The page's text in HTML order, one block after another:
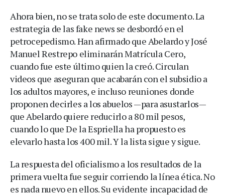
Ahora bien, no se trata solo de este documento. La
estrategia de las fake news se desbordó en el
petrocepedismo. Han afirmado que Abelardo y José
Manuel Restrepo eliminarán Matrícula Cero,
cuando fue este último quien la creó. Circulan
videos que aseguran que acabarán con el subsidio a
los adultos mayores, e incluso reuniones donde
proponen decirles a los abuelos —para asustarlos—
que Abelardo quiere reducirlo a 80 mil pesos,
cuando lo que De la Espriella ha propuesto es
elevarlo hasta los 400 mil. Y la lista sigue y sigue.
La respuesta del oficialismo a los resultados de la
primera vuelta fue seguir corriendo la línea ética. No
es nada nuevo en ellos. Su evidente incapacidad de